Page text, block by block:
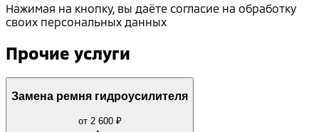
Нажимая на кнопку, вы даёте согласие на обработку
своих персональных данных
Прочие услуги
Замена ремня гидроусилителя
от 2 600₽